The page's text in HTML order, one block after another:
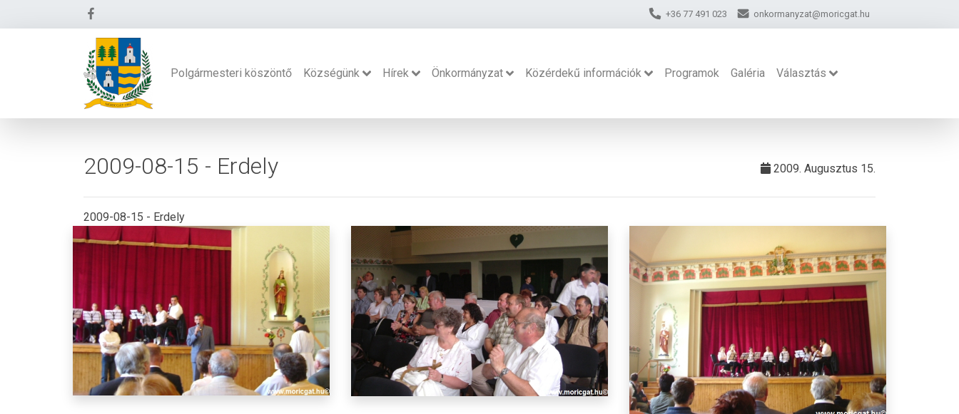
+36 77 491 023 onkormanyzat@moricgat.hu
Polgármesteri köszöntő Községünk Hírek Önkormányzat Közérdekű információk Programok Galéria Választás
2009-08-15 - Erdely 2009. Augusztus 15.
2009-08-15 - Erdely